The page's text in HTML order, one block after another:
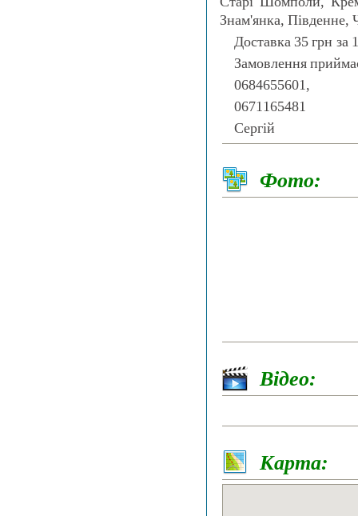
Знам'янка, Південне,
Доставка 35 грн за
Замовлення
0684655601,
0671165481
Сергій
Фото:
Відео:
Карта: